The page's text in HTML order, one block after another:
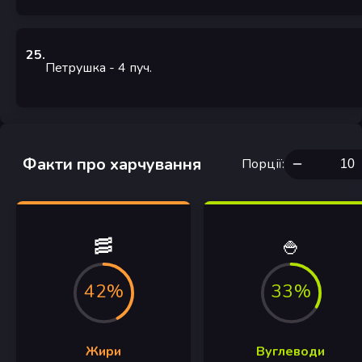
25.
Петрушка - 4 пуч.
Факти про харчування Порції:
🥓
42%
Жири
🍚
33%
Вуглеводи